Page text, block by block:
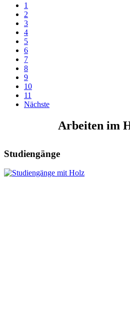
1
2
3
4
5
6
7
8
9
10
11
Nächste
Arbeiten im
Studiengänge